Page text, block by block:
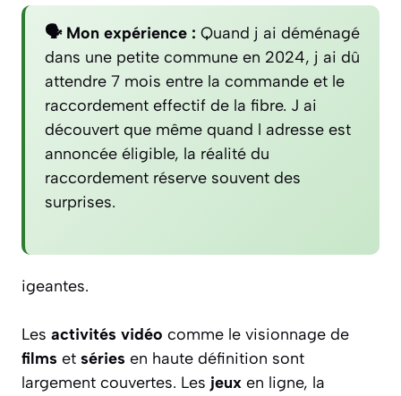
🗣️ Mon expérience : Quand j ai déménagé
dans une petite commune en 2024, j ai dû
attendre 7 mois entre la commande et le
raccordement effectif de la fibre. J ai
découvert que même quand l adresse est
annoncée éligible, la réalité du
raccordement réserve souvent des
surprises.
igeantes.
Les activités vidéo comme le visionnage de
films et séries en haute définition sont
largement couvertes. Les jeux en ligne, la